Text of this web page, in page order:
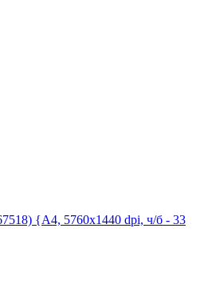
{A4, 5760x1440 dpi, ч/б - 33